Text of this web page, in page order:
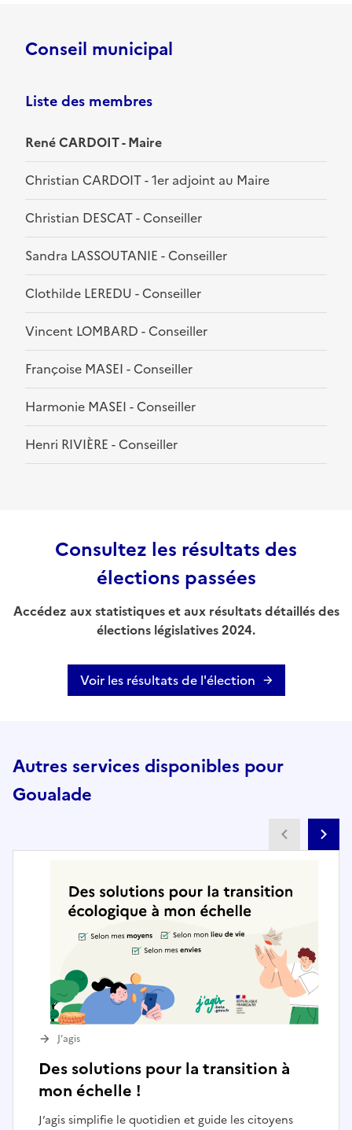
Conseil municipal
Liste des membres
René CARDOIT - Maire
Christian CARDOIT - 1er adjoint au Maire
Christian DESCAT - Conseiller
Sandra LASSOUTANIE - Conseiller
Clothilde LEREDU - Conseiller
Vincent LOMBARD - Conseiller
Françoise MASEI - Conseiller
Harmonie MASEI - Conseiller
Henri RIVIÈRE - Conseiller
Consultez les résultats des
élections passées
Accédez aux statistiques et aux résultats détaillés des
élections législatives 2024.
Voir les résultats de l'élection
Autres services disponibles pour
Goualade
Des solutions pour la transition à
mon échelle !
J’agis simplifie le quotidien et guide les citoyens
J’agis